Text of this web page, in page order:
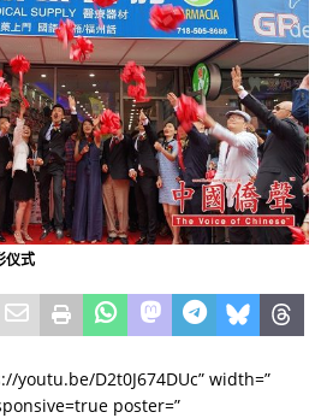
仪式
youtu.be/D2t0J674DUc” width=”
poster=”